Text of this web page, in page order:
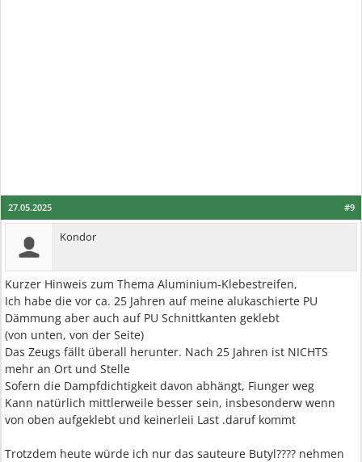
#9
27.05.2025
Kondor
Kurzer Hinweis zum Thema Aluminium-Klebestreifen,
Ich habe die vor ca. 25 Jahren auf meine alukaschierte PU
Dämmung aber auch auf PU Schnittkanten geklebt
(von unten, von der Seite)
Das Zeugs fällt überall herunter. Nach 25 Jahren ist NICHTS
mehr an Ort und Stelle
Sofern die Dampfdichtigkeit davon abhängt, Fiunger weg
Kann natürlich mittlerweile besser sein, insbesonderw wenn
von oben aufgeklebt und keinerleii Last .daruf kommt
Trotzdem heute würde ich nur das sauteure Butyl???? nehmen